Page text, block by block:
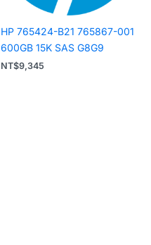
HP 765424-B21 765867-001
600GB 15K SAS G8G9
NT$9,345